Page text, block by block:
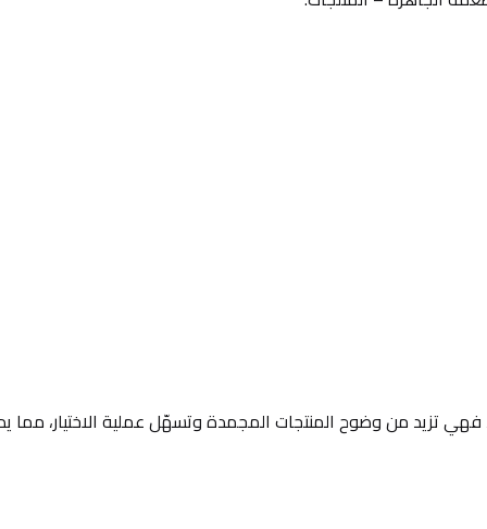
فهي تزيد من وضوح المنتجات المجمدة وتسهّل عملية الاختيار،